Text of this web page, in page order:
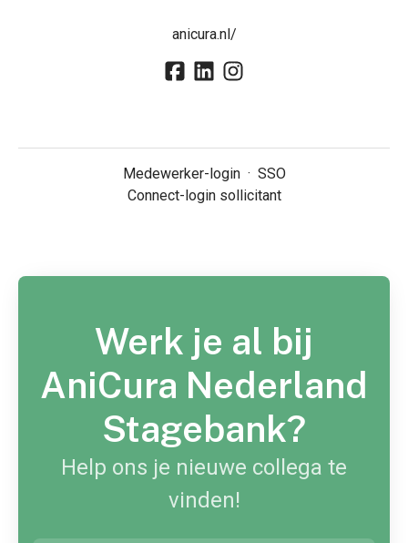
anicura.nl/
Medewerker-login · SSO
Connect-login sollicitant
Werk je al bij
AniCura Nederland
Stagebank?
Help ons je nieuwe collega te
vinden!